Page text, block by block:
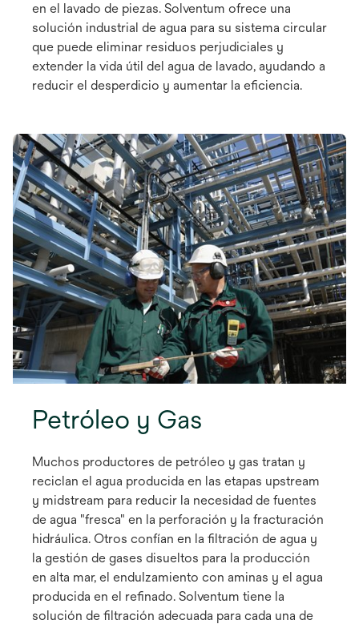
en el lavado de piezas. Solventum ofrece una
solución industrial de agua para su sistema circular
que puede eliminar residuos perjudiciales y
extender la vida útil del agua de lavado, ayudando a
reducir el desperdicio y aumentar la eficiencia.
Petróleo y Gas
Muchos productores de petróleo y gas tratan y
reciclan el agua producida en las etapas upstream
y midstream para reducir la necesidad de fuentes
de agua "fresca" en la perforación y la fracturación
hidráulica. Otros confían en la filtración de agua y
la gestión de gases disueltos para la producción
en alta mar, el endulzamiento con aminas y el agua
producida en el refinado. Solventum tiene la
solución de filtración adecuada para cada una de